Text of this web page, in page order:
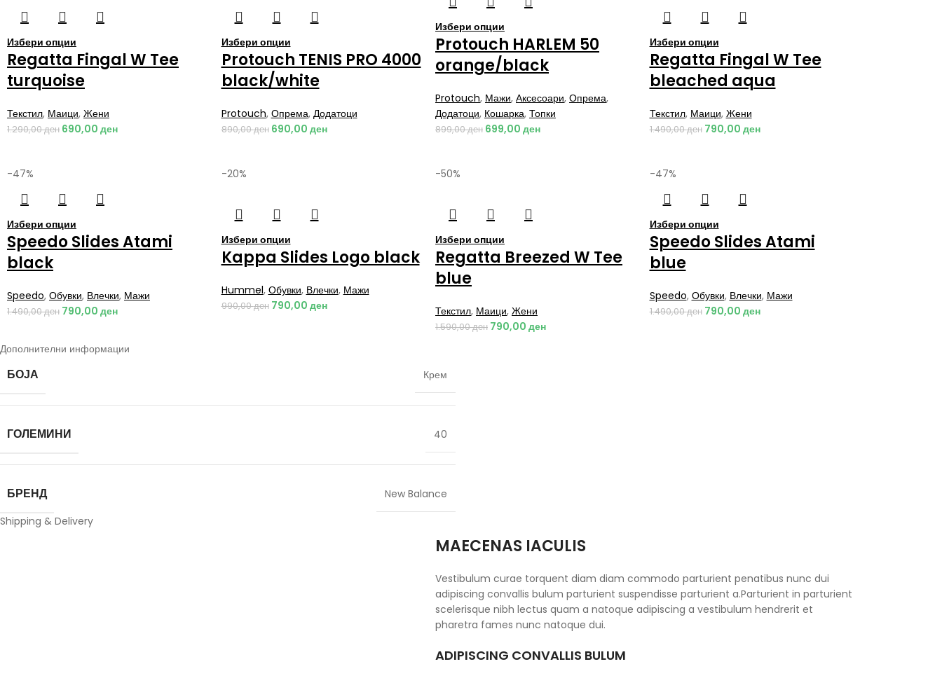
Избери опции
Regatta Fingal W Tee
turquoise
Текстил, Маици, Жени
1.290,00ден 690,00 ден
Избери опции
Protouch TENIS PRO 4000
black/white
Protouch, Опрема, Додатоци
890,00ден 690,00 ден
Избери опции
Protouch HARLEM 50
orange/black
Protouch, Мажи, Аксесоари, Опрема,
Додатоци, Кошарка, Топки
899,00ден 699,00 ден
Избери опции
Regatta Fingal W Tee
bleached aqua
Текстил, Маици, Жени
1.490,00ден 790,00 ден
-47%
Избери опции
Speedo Slides Atami
black
Speedo, Обувки, Влечки, Мажи
1.490,00ден 790,00 ден
-20%
Избери опции
Kappa Slides Logo black
Hummel, Обувки, Влечки, Мажи
990,00ден 790,00 ден
-50%
Избери опции
Regatta Breezed W Tee
blue
Текстил, Маици, Жени
1.590,00ден 790,00 ден
-47%
Избери опции
Speedo Slides Atami
blue
Speedo, Обувки, Влечки, Мажи
1.490,00ден 790,00 ден
Дополнителни информации
БОЈА Крем
ГОЛЕМИНИ 40
БРЕНД
New Balance
Shipping & Delivery
MAECENAS IACULIS
Vestibulum curae torquent diam diam commodo parturient penatibus nunc dui
adipiscing convallis bulum parturient suspendisse parturient a.Parturient in parturient
scelerisque nibh lectus quam a natoque adipiscing a vestibulum hendrerit et
pharetra fames nunc natoque dui.
ADIPISCING CONVALLIS BULUM